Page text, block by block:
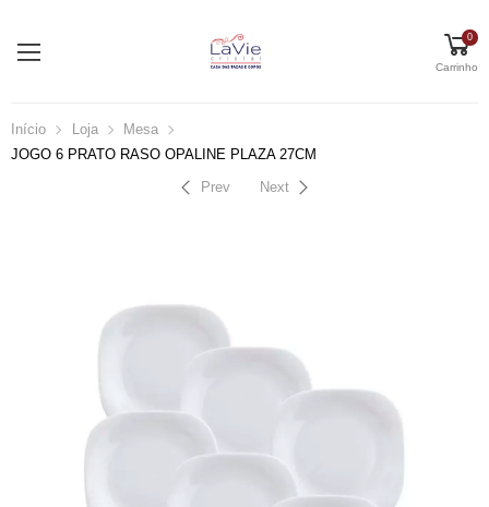
0
Carrinho
Início Loja
Mesa
JOGO 6 PRATO RASO OPALINE PLAZA 27CM
Prev Next